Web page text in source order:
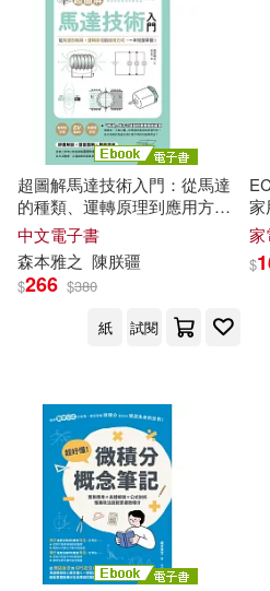
俞姿婷(1)
傅皓政(1) 傑夫．
克里夫‧吉佛德 Clive
克里斯提安．迪包鐸(1)
全國一級建造師執業資格考
全國一級建造師執業資格
全國一級建造師執業資格
編寫編委會(1)
全國一級建造師執業資格
用書編寫委員會(1)
全國二級建造師執業資格
編寫組(1)
野人(1)
金盾出版社(1)
黑龍江大學出版社(1)
超圖解馬達技術入門：從馬達
的種類、運轉原理到應用方
式，一本完整掌握! (電子書)
中文電子書
森本雅之 陳朕疆
$266 $380
紙
試閱
家
家
$